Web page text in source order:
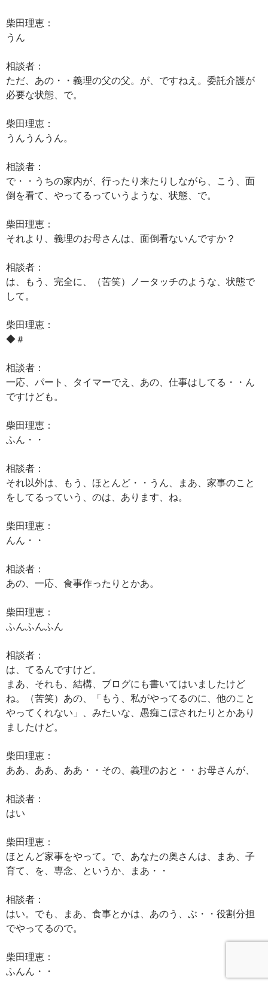
柴田理恵：
うん
相談者：
ただ、あの・・義理の父の父。が、ですねえ。委託介護が
必要な状態、で。
柴田理恵：
うんうんうん。
相談者：
で・・うちの家内が、行ったり来たりしながら、こう、面
倒を看て、やってるっていうような、状態、で。
柴田理恵：
それより、義理のお母さんは、面倒看ないんですか？
相談者：
は、もう、完全に、（苦笑）ノータッチのような、状態で
して。
柴田理恵：
◆＃
相談者：
一応、パート、タイマーでえ、あの、仕事はしてる・・ん
ですけども。
柴田理恵：
ふん・・
相談者：
それ以外は、もう、ほとんど・・うん、まあ、家事のこと
をしてるっていう、のは、あります、ね。
柴田理恵：
んん・・
相談者：
あの、一応、食事作ったりとかあ。
柴田理恵：
ふんふんふん
相談者：
は、てるんですけど。
まあ、それも、結構、ブログにも書いてはいましたけど
ね。（苦笑）あの、「もう、私がやってるのに、他のこと
やってくれない」、みたいな、愚痴こぼされたりとかあり
ましたけど。
柴田理恵：
ああ、ああ、ああ・・その、義理のおと・・お母さんが、
相談者：
はい
柴田理恵：
ほとんど家事をやって。で、あなたの奥さんは、まあ、子
育て、を、専念、というか、まあ・・
相談者：
はい。でも、まあ、食事とかは、あのう、ぶ・・役割分担
でやってるので。
柴田理恵：
ふんん・・